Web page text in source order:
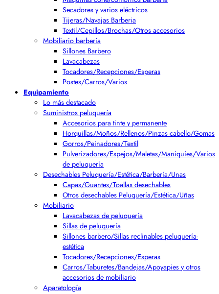
Secadores y varios eléctricos
Tijeras/Navajas Barberia
Textil/Cepillos/Brochas/Otros accesorios
Mobiliario barbería
Sillones Barbero
Lavacabezas
Tocadores/Recepciones/Esperas
Postes/Carros/Varios
Equipamiento
Lo más destacado
Suministros peluquería
Accesorios para tinte y permanente
Horquillas/Moños/Rellenos/Pinzas cabello/Gomas
Gorros/Peinadores/Textil
Pulverizadores/Espejos/Maletas/Maniquíes/Varios
de peluquería
Desechables Peluquería/Estética/Barbería/Unas
Capas/Guantes/Toallas desechables
Otros desechables Peluquería/Estética/Uñas
Mobiliario
Lavacabezas de peluquería
Sillas de peluquería
Sillones barbero/Sillas reclinables peluquería-
estética
Tocadores/Recepciones/Esperas
Carros/Taburetes/Bandejas/Apoyapies y otros
accesorios de mobiliario
Aparatología